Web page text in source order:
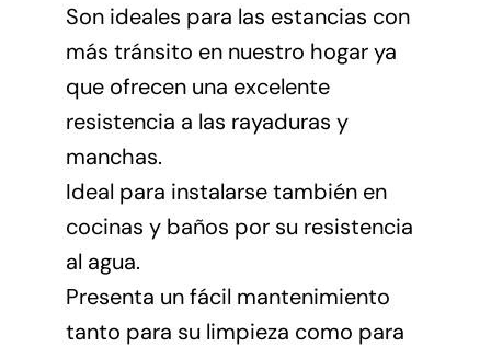
Son ideales para las estancias con
más tránsito en nuestro hogar ya
que ofrecen una excelente
resistencia a las rayaduras y
manchas.
Ideal para instalarse también en
cocinas y baños por su resistencia
al agua.
Presenta un fácil mantenimiento
tanto para su limpieza como para